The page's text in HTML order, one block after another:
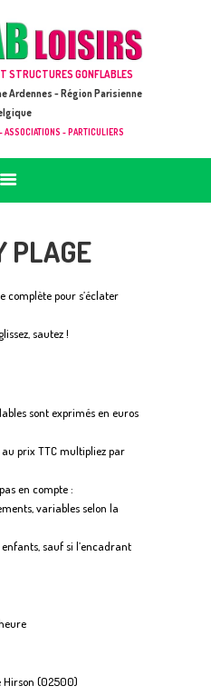
STRUCTURES GONFLABLES
Ardennes - Région Parisienne
ASSOCIATIONS - PARTICULIERS
LOISIRS
24H)
PLAGE
complète pour s’éclater
sautez !
sont exprimés en euros
prix TTC multipliez par
en compte :
variables selon la
sauf si l’encadrant
(02500)